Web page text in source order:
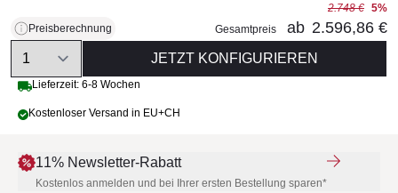
Preisberechnung
2.748 € 5%
Gesamtpreis
ab 2.596,86 €
Quantity
JETZT KONFIGURIEREN
Lieferzeit: 6-8 Wochen
Kostenloser Versand in EU+CH
11% Newsletter-Rabatt
Kostenlos anmelden und bei Ihrer ersten Bestellung sparen*